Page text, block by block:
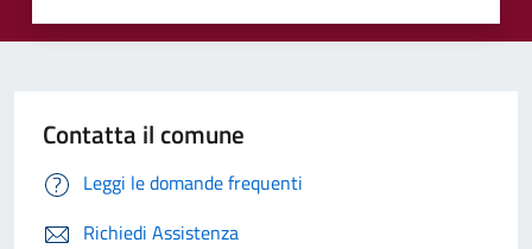
Contatta il comune
Leggi le domande frequenti
Richiedi Assistenza